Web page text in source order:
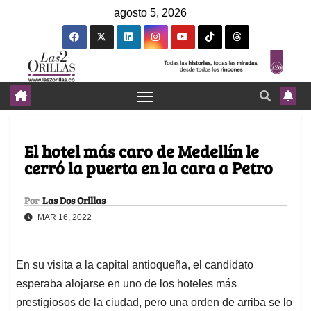
agosto 5, 2026
El hotel más caro de Medellín le
cerró la puerta en la cara a Petro
Por Las Dos Orillas
MAR 16, 2022
En su visita a la capital antioqueña, el candidato
esperaba alojarse en uno de los hoteles más
prestigiosos de la ciudad, pero una orden de arriba se lo